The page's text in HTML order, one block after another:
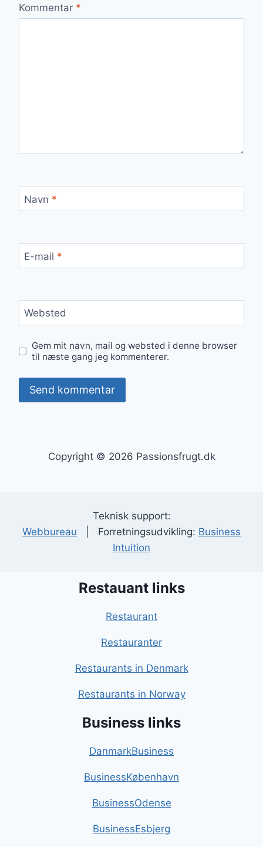
Kommentar *
Navn *
E-mail *
Websted
Gem mit navn, mail og websted i denne browser
til næste gang jeg kommenterer.
Copyright © 2026 Passionsfrugt.dk
Teknisk support:
Webbureau | Forretningsudvikling: Business
Intuition
Restauant links
Restaurant
Restauranter
Restaurants in Denmark
Restaurants in Norway
Business links
DanmarkBusiness
BusinessKøbenhavn
BusinessOdense
BusinessEsbjerg